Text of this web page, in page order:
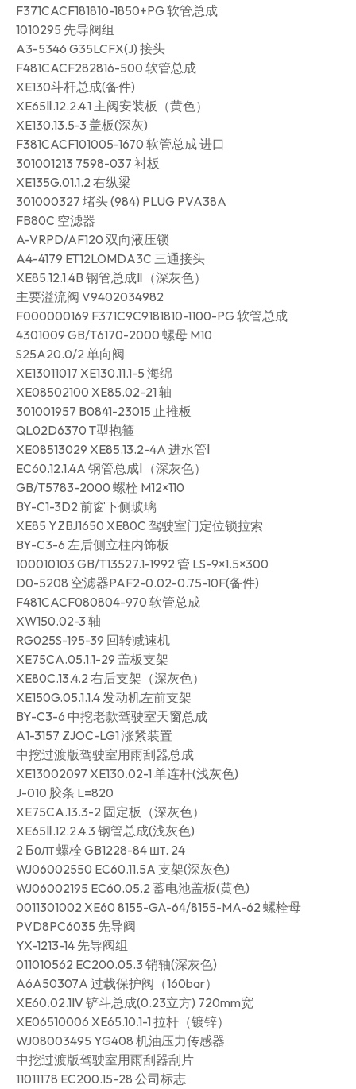
F371CACF181810-1850+PG 软管总成
1010295 先导阀组
A3-5346 G35LCFX(J) 接头
F481CACF282816-500 软管总成
XE130斗杆总成(备件)
XE65Ⅱ.12.2.4.1 主阀安装板（黄色）
XE130.13.5-3 盖板(深灰)
F381CACF101005-1670 软管总成 进口
301001213 7598-037 衬板
XE135G.01.1.2 右纵梁
301000327 堵头 (984) PLUG PVA38A
FB80C 空滤器
A-VRPD/AF120 双向液压锁
A4-4179 ET12LOMDA3C 三通接头
XE85.12.1.4B 钢管总成Ⅱ（深灰色）
主要溢流阀 V9402034982
F000000169 F371C9C9181810-1100-PG 软管总成
4301009 GB/T6170-2000 螺母 M10
S25A20.0/2 单向阀
XE13011017 XE130.11.1-5 海绵
XE08502100 XE85.02-21 轴
301001957 B0841-23015 止推板
QL02D6370 T型抱箍
XE08513029 XE85.13.2-4A 进水管Ⅰ
EC60.12.1.4A 钢管总成Ⅰ（深灰色）
GB/T5783-2000 螺栓 M12×110
BY-C1-3D2 前窗下侧玻璃
XE85 YZBJ1650 XE80C 驾驶室门定位锁拉索
BY-C3-6 左后侧立柱内饰板
100010103 GB/T13527.1-1992 管 LS-9×1.5×300
D0-5208 空滤器PAF2-0.02-0.75-10F(备件)
F481CACF080804-970 软管总成
XW150.02-3 轴
RG025S-195-39 回转减速机
XE75CA.05.1.1-29 盖板支架
XE80C.13.4.2 右后支架（深灰色）
XE150G.05.1.1.4 发动机左前支架
BY-C3-6 中挖老款驾驶室天窗总成
A1-3157 ZJOC-LG1 涨紧装置
中挖过渡版驾驶室用雨刮器总成
XE13002097 XE130.02-1 单连杆(浅灰色)
J-010 胶条 L=820
XE75CA.13.3-2 固定板（深灰色）
XE65Ⅱ.12.2.4.3 钢管总成(浅灰色)
2 Болт 螺栓 GB1228-84 шт. 24
WJ06002550 EC60.11.5A 支架(深灰色)
WJ06002195 EC60.05.2 蓄电池盖板(黄色)
0011301002 XE60 8155-GA-64/8155-MA-62 螺栓母
PVD8PC6035 先导阀
YX-1213-14 先导阀组
011010562 EC200.05.3 销轴(深灰色)
A6A50307A 过载保护阀（160bar）
XE60.02.1Ⅳ 铲斗总成(0.23立方) 720mm宽
XE06510006 XE65.10.1-1 拉杆（镀锌）
WJ08003495 YG408 机油压力传感器
中挖过渡版驾驶室用雨刮器刮片
11011178 EC200.15-28 公司标志